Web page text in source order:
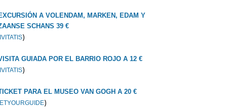
A VOLENDAM, MARKEN, EDAM Y
SCHANS 39 €
)
GUIADA POR EL BARRIO ROJO A 12 €
)
PARA EL MUSEO VAN GOGH A 20 €
)